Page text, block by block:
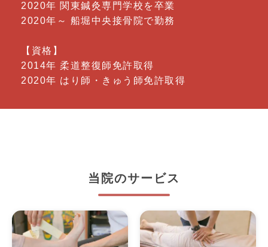
2020年 関東鍼灸専門学校を卒業
2020年～ 船堀中央接骨院で勤務
【資格】
2014年 柔道整復師免許取得
2020年 はり師・きゅう師免許取得
当院のサービス